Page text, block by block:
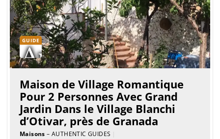
GUIDE
Maison de Village Romantique
Pour 2 Personnes Avec Grand
Jardin Dans le Village Blanchi
d’Otivar, près de Granada
Maisons – AUTHENTIC GUIDES |